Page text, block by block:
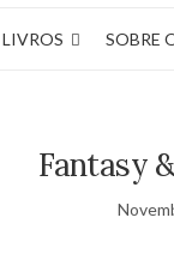
LIVROS SOBRE
Fantasy